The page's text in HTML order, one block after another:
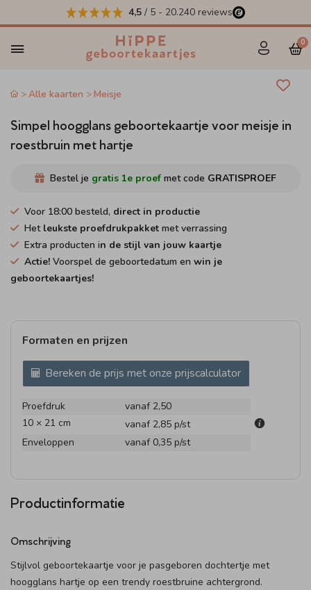
4,5 / 5 - 20.240 reviews
0
Alle kaarten Meisje
Simpel hoogglans geboortekaartje voor meisje in
roestbruin met hartje
Bestel je gratis 1e proef met code GRATISPROEF
Voor 18:00 besteld, direct in productie
Het leukste proefdrukpakket met verrassing
Extra producten in de stijl van jouw kaartje
Actie! Voorspel de geboortedatum en win je
geboortekaartjes!
Formaten en prijzen
Bereken de prijs met onze prijscalculator
Proefdruk
vanaf 2,50
10 × 21 cm
vanaf 2,85 p/st
Enveloppen
vanaf 0,35 p/st
Productinformatie
Omschrijving
Stijlvol geboortekaartje voor je pasgeboren dochtertje met
hoogglans hartje op een trendy roestbruine achtergrond.